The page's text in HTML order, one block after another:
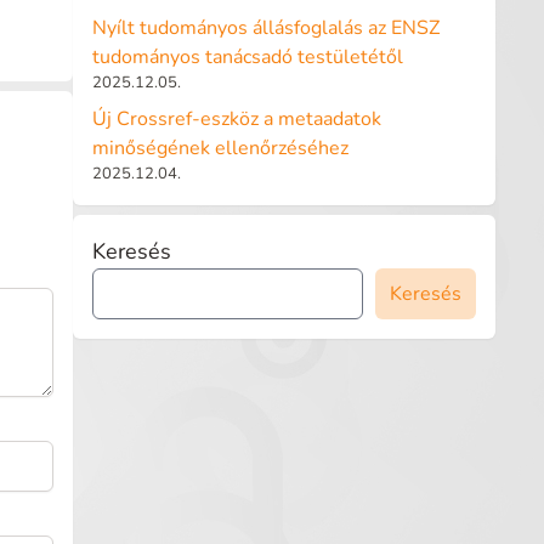
Nyílt tudományos állásfoglalás az ENSZ
tudományos tanácsadó testületétől
2025.12.05.
Új Crossref-eszköz a metaadatok
minőségének ellenőrzéséhez
2025.12.04.
Keresés
Keresés